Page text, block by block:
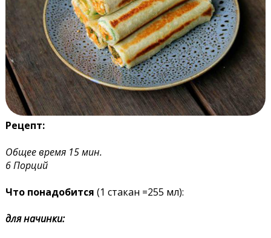
Рецепт:
Общее время 15 мин.
6 Порций
Что понадобится (1 стакан =255 мл):
для начинки: